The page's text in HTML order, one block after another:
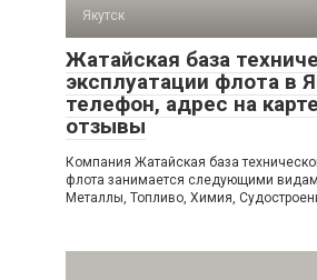
Якутск
Жатайская база
эксплуатации флота в
телефон, адрес на
отзывы
Компания Жатайская база
флота занимается следующими
Металлы, Топливо, Химия,